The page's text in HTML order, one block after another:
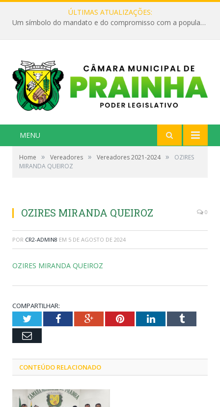
ÚLTIMAS ATUALIZAÇÕES:
Um símbolo do mandato e do compromisso com a população
MENU
Home » Vereadores » Vereadores 2021-2024 »
OZIRES
MIRANDA QUEIROZ
OZIRES MIRANDA QUEIROZ 0
POR CR2-ADMIN8 EM 5 DE AGOSTO DE 2024
OZIRES MIRANDA QUEIROZ
COMPARTILHAR:
TwitterFacebookGoogle+PinterestLinkedInTumblr
Email
CONTEÚDO RELACIONADO